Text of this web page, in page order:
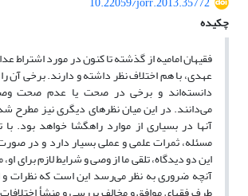
چکیده
فقیهان امامیه از گذشته تا کنون در مورد
عهدی، با هم اختلاف نظر داشته و دارند. برخی
دانسته‌اند و برخی در صحت یا عدم صحت
می‌دانند. در این میان نظر‌های دیگری نیز
آنها در بسیاری از موارد راهگشا خواهد بود. با
مسئله، ثمرات علمی و عملی بسیار دارد و در
این دو دیدگاه، تلقی ما از وصی و شرایط لازم برای
آنچه ضروری به نظر می‌رسد این است که نظرات